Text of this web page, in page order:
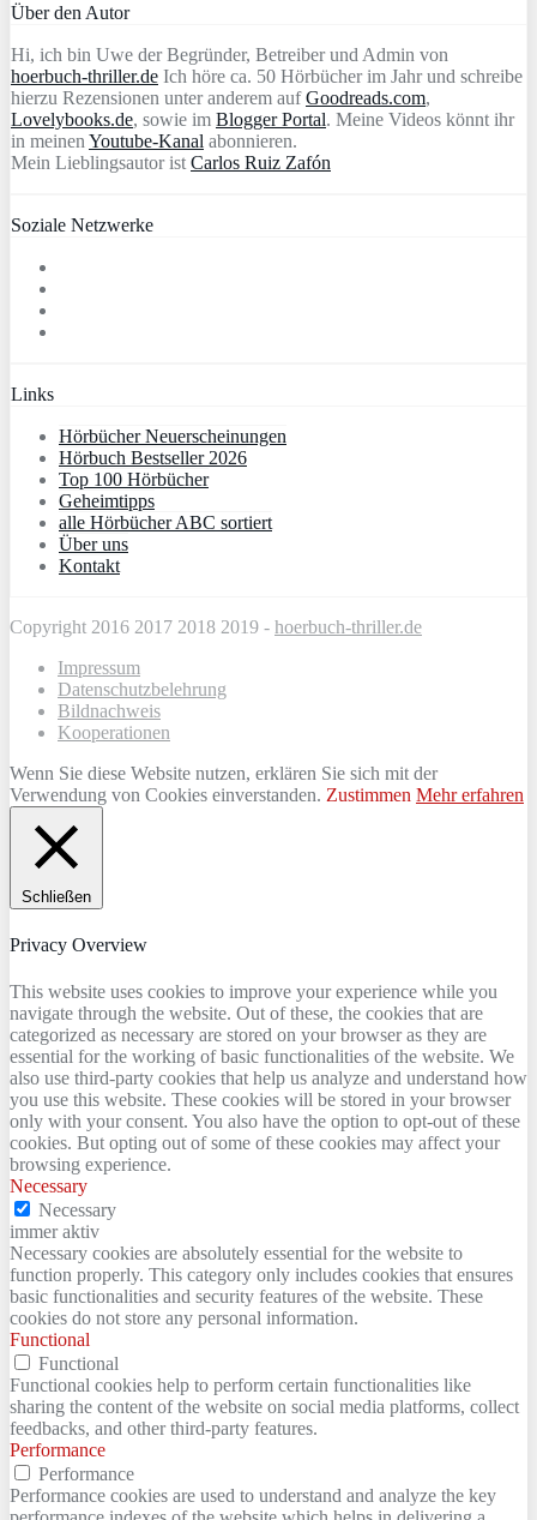
Über den Autor
Hi, ich bin Uwe der Begründer, Betreiber und Admin von
hoerbuch-thriller.de Ich höre ca. 50 Hörbücher im Jahr und schreibe
hierzu Rezensionen unter anderem aufGoodreads.com,
Lovelybooks.de, sowie im Blogger Portal. Meine Videos könnt ihr
in meinen Youtube-Kanal abonnieren.
Mein Lieblingsautor ist Carlos Ruiz Zafón
Soziale Netzwerke
Links
Hörbücher Neuerscheinungen
Hörbuch Bestseller 2026
Top 100 Hörbücher
Geheimtipps
alle Hörbücher ABC sortiert
Über uns
Kontakt
Copyright 2016 2017 2018 2019 - hoerbuch-thriller.de
Impressum
Datenschutzbelehrung
Bildnachweis
Kooperationen
Wenn Sie diese Website nutzen, erklären Sie sich mit der
Verwendung von Cookies einverstanden. Zustimmen Mehr erfahren
Schließen
Privacy Overview
This website uses cookies to improve your experience while you
navigate through the website. Out of these, the cookies that are
categorized as necessary are stored on your browser as they are
essential for the working of basic functionalities of the website. We
also use third-party cookies that help us analyze and understand how
you use this website. These cookies will be stored in your browser
only with your consent. You also have the option to opt-out of these
cookies. But opting out of some of these cookies may affect your
browsing experience.
Necessary
Necessary
immer aktiv
Necessary cookies are absolutely essential for the website to
function properly. This category only includes cookies that ensures
basic functionalities and security features of the website. These
cookies do not store any personal information.
Functional
Functional
Functional cookies help to perform certain functionalities like
sharing the content of the website on social media platforms, collect
feedbacks, and other third-party features.
Performance
Performance
Performance cookies are used to understand and analyze the key